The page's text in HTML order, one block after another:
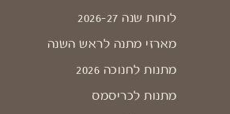
לוחות שנה 2026-27
מארזי מתנה לראש השנה
מתנות לחנוכה 2026
מתנות לכריסמס